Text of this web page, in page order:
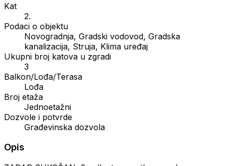
Kat
2.
Podaci o objektu
Novogradnja, Gradski vodovod, Gradska
kanalizacija, Struja, Klima uređaj
Ukupni broj katova u zgradi
3
Balkon/Lođa/Terasa
Lođa
Broj etaža
Jednoetažni
Dozvole i potvrde
Građevinska dozvola
Opis